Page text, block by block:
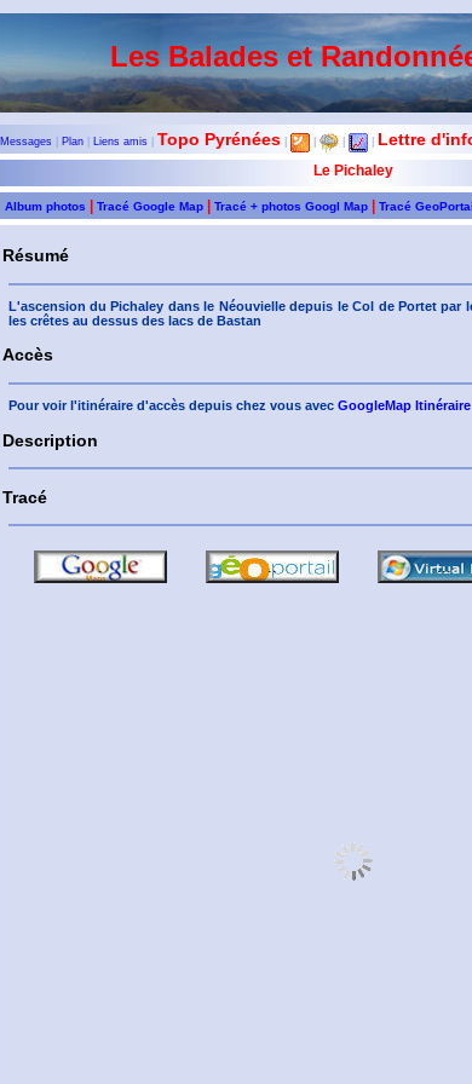
Les Balades et
Messages| Plan| Liens amis| Topo Pyrénées| | | | Lettre
Le Pichaley
Album photos Tracé Google Map| Tracé + photos Googl Map| Tracé
Résumé
L'ascension du Pichaley dans le Néouvielle depuis le Col de Portet par
les crêtes au dessus des lacs de Bastan
Accès
Pour voir l'itinéraire d'accès depuis chez vous avec GoogleMap Itinéraire
Description
Tracé